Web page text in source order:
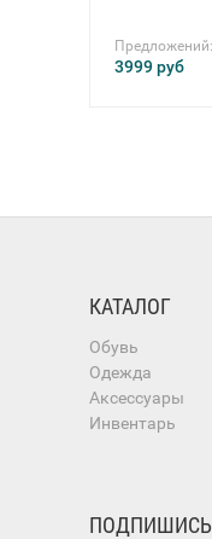
Предложений:
3999руб
КАТАЛОГ
Обувь
Одежда
Аксессуары
Инвентарь